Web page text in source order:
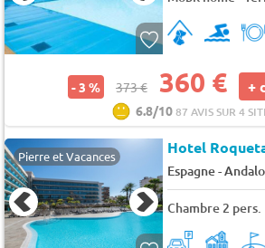
- 3 % 373 € 360 € +
6.8/1087 AVIS SUR 4
Pierre et Vacances Hotel
Espagne -
Chambre 2 pers.